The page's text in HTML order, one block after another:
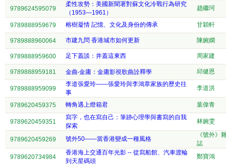
9789624595079
柔性攻勢：美國新聞署對蘇文化冷戰行為研究
（1953—1961）
趙繼珂
9789888959679 榕樹凝情 記憶、文化及身份的傳承 甘穎軒
9789888960064 市建九問 香港城市如何更新 陳婉嫻
9789888959600 足下蓋談：井蓋這東西 周家建
9789888959181 金曲‧金庸：金庸影視歌曲詮釋學 邱健恩
9789888959099
李道張愛玲——張愛玲與李鴻章家族的歷史往
事
李道洪
9789620459375 轉角遇上燈箱君 葉偉青
9789620459351
寫字，也在寫自己：筆跡心理學與書寫的自我
探索
林婉雯
9789620459269 號外50——當香港變成一種風格
《號外》
誌
9789620734984
香港海上交通百年光影 -- 從寫船館、汽車渡輪
到天星碼頭
鄭寶鴻